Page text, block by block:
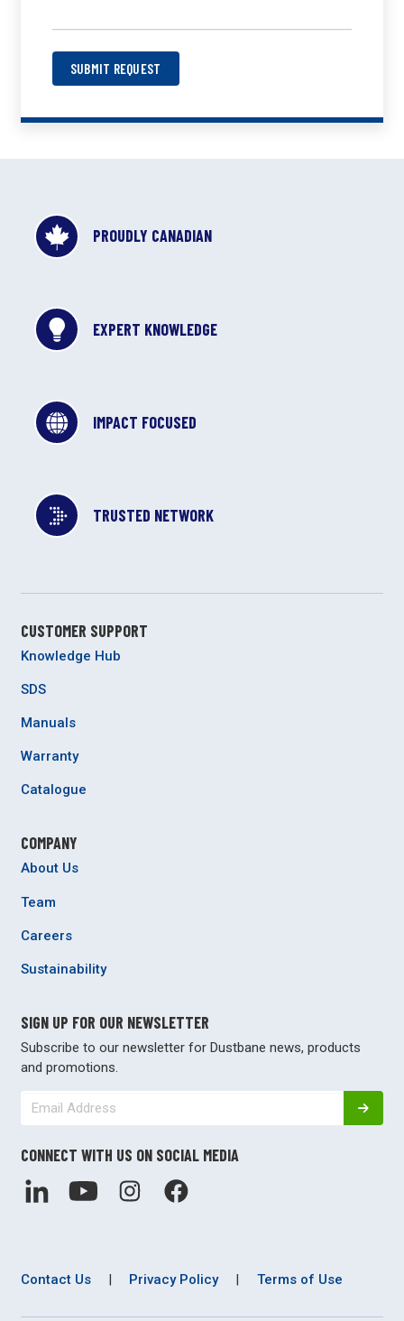
SUBMIT REQUEST
PROUDLY CANADIAN
EXPERT KNOWLEDGE
IMPACT FOCUSED
TRUSTED NETWORK
CUSTOMER SUPPORT
Knowledge Hub
SDS
Manuals
Warranty
Catalogue
COMPANY
About Us
Team
Careers
Sustainability
SIGN UP FOR OUR NEWSLETTER
Subscribe to our newsletter for Dustbane news, products
and promotions.
CONNECT WITH US ON SOCIAL MEDIA
Contact Us | Privacy Policy | Terms of Use